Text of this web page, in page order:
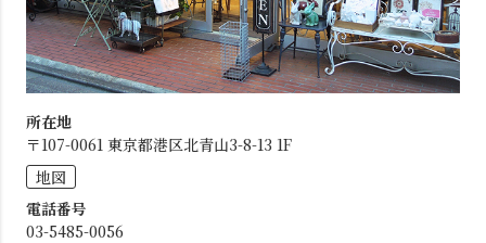
所在地
〒107-0061 東京都港区北青山3-8-13 1F
地図
電話番号
03-5485-0056